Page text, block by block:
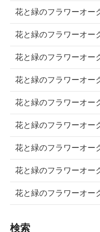
花と緑のフラワーオー
花と緑のフラワーオー
花と緑のフラワーオー
花と緑のフラワーオー
花と緑のフラワーオー
花と緑のフラワーオー
花と緑のフラワーオー
花と緑のフラワーオー
花と緑のフラワーオー
検索